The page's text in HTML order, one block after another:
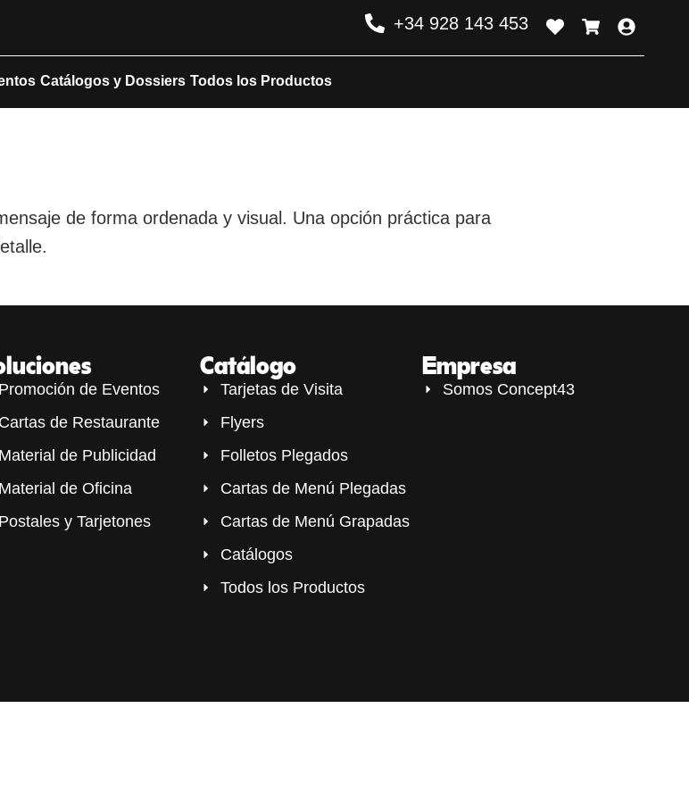
+34 928 143 453
Catálogos y Dossiers Todos los Productos
de forma ordenada y visual. Una opción práctica para
Promoción de Eventos
Cartas de Restaurante
Material de Publicidad
Material de Oficina
Postales y Tarjetones
Catálogo
Tarjetas de Visita
Flyers
Folletos Plegados
Cartas de Menú Plegadas
Cartas de Menú Grapadas
Catálogos
Todos los Productos
Empresa
Somos Concept43